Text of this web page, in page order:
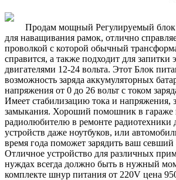
Продам мощный Регулируемый
для наващивания рамок, отлично
проволкой с которой обычный
справится, а также подходит для запитки
двигателями 12-24 вольта. Этот Блок
возможность заряда аккумуляторных
напряжения от 0 до 26 вольт с током
Имеет стабилизацию тока и напряжения,
замыкания. Хороший помошник в гараже
радиолюбителю в ремонте радиотехники
устройств даже ноутбуков, или
время года поможет зарядить ваш севший
Отличное устройство для различных
нуждах всегда должно быть в нужный
комплекте шнур питания от 220V цена